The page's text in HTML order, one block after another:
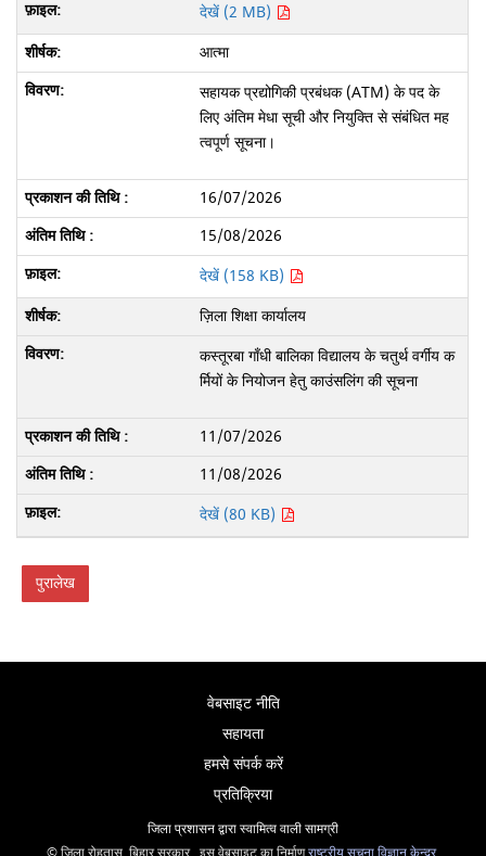
देखें (2 MB)
आत्मा
सहायक प्रद्योगिकी प्रबंधक (ATM) के पद के
लिए अंतिम मेधा सूची और नियुक्ति से संबंधित मह
त्वपूर्ण सूचना।
16/07/2026
15/08/2026
देखें (158 KB)
ज़िला शिक्षा कार्यालय
कस्तूरबा गाँधी बालिका विद्यालय के चतुर्थ वर्गीय क
र्मियों के नियोजन हेतु काउंसलिंग की सूचना
11/07/2026
11/08/2026
देखें (80 KB)
पुरालेख
वेबसाइट नीति
सहायता
हमसे संपर्क करें
प्रतिक्रिया
जिला प्रशासन द्वारा स्वामित्व वाली सामग्री